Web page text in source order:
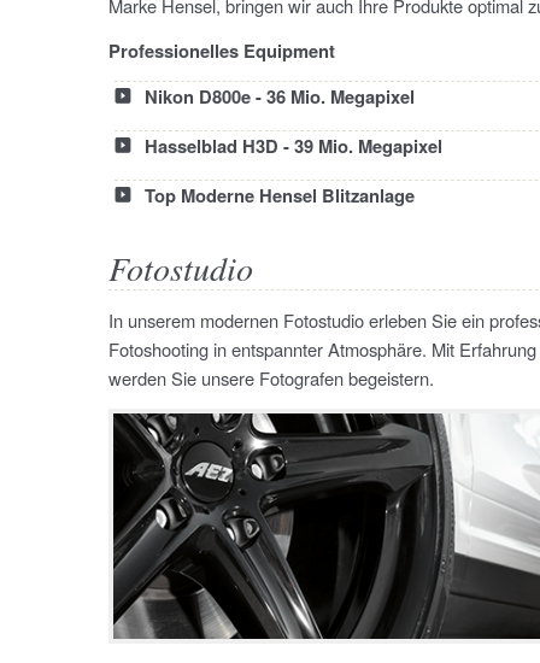
Marke Hensel, bringen wir auch Ihre Produkte optimal
Professionelles Equipment
Nikon D800e - 36 Mio. Megapixel
Hasselblad H3D - 39 Mio. Megapixel
Top Moderne Hensel Blitzanlage
Fotostudio
In unserem modernen Fotostudio erleben Sie ein
Fotoshooting in entspannter Atmosphäre. Mit
werden Sie unsere Fotografen begeistern.